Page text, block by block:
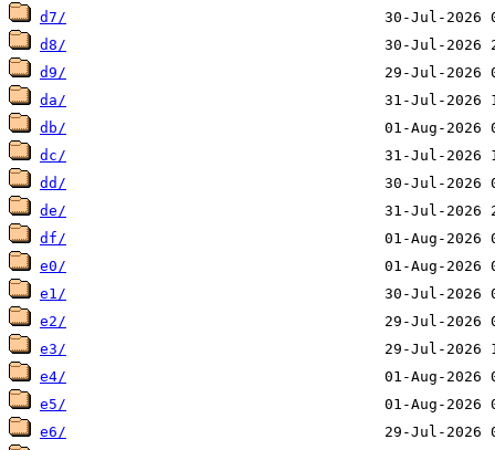
d7/
d8/
d9/
da/
db/
dc/
dd/
de/
df/
e0/
e1/
e2/
e3/
e4/
e5/
e6/